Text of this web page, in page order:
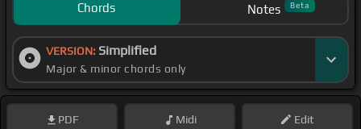
Chords Notes Beta
VERSION: Simplified
Major & minor chords only
PDF Midi Edit